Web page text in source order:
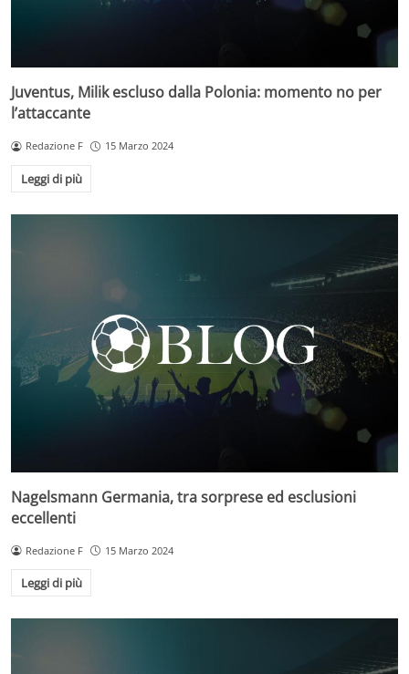
Juventus, Milik escluso dalla Polonia: momento no per
l’attaccante
Redazione F 15 Marzo 2024
Leggi di più
Nagelsmann Germania, tra sorprese ed esclusioni
eccellenti
Redazione F 15 Marzo 2024
Leggi di più